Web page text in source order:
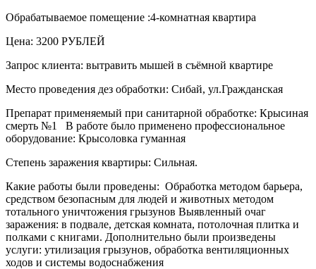
Обрабатываемое помещение :4-комнатная квартира
Цена: 3200 РУБЛЕЙ
Запрос клиента: вытравить мышей в съёмной квартире
Место проведения дез обработки: Сибай, ул.Гражданская
Препарат применяемый при санитарной обработке: Крысиная
смерть №1 В работе было применено профессиональное
оборудование: Крысоловка гуманная
Степень заражения квартиры: Сильная.
Какие работы были проведены: Обработка методом барьера,
средством безопасным для людей и животных методом
тотального уничтожения грызунов Выявленный очаг
заражения: в подвале, детская комната, потолочная плитка и
полками с книгами. Дополнительно были произведены
услуги: утилизация грызунов, обработка вентиляционных
ходов и системы водоснабжения